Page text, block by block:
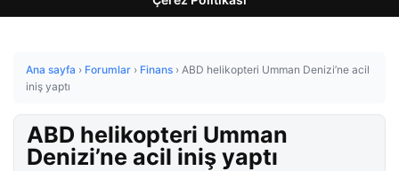
Ana sayfa › Forumlar › Finans › ABD helikopteri Umman Denizi’ne acil
iniş yaptı
ABD helikopteri Umman
Denizi’ne acil iniş yaptı